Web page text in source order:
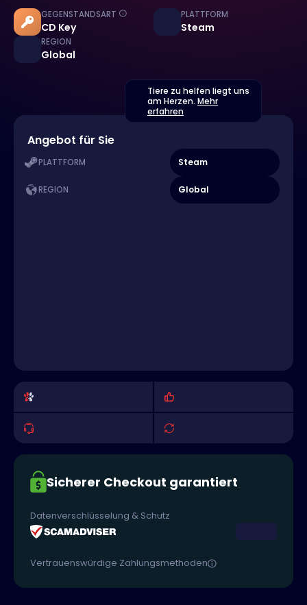
GEGENSTANDSART
CD Key
PLATTFORM
Steam
REGION
Global
Tiere zu helfen liegt uns
am Herzen. Mehr
erfahren
Angebot für Sie
PLATTFORM Steam
REGION Global
Sicherer Checkout garantiert
Datenverschlüsselung & Schutz
Vertrauenswürdige Zahlungsmethoden